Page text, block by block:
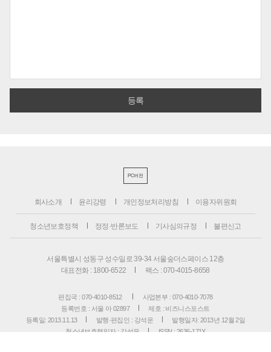
PC버전
회사소개 윤리강령 개인정보처리방침 이용자위원회
청소년보호정책 정정·반론보도 기사심의규정 불편신고
서울특별시 성동구 성수일로 39-34 서울숲더스페이스 12층
대표전화 : 1800-6522
팩스 : 070-4015-8658
편집국 : 070-4010-8512
사업본부 : 070-4010-7078
등록번호 : 서울 아 02897
제호 : 비즈니스포스트
등록일: 2013.11.13
발행·편집인 : 강석운
발행일자: 2013년 12월 2일
청소년보호책임자 : 강석운
ISSN : 2636-171X